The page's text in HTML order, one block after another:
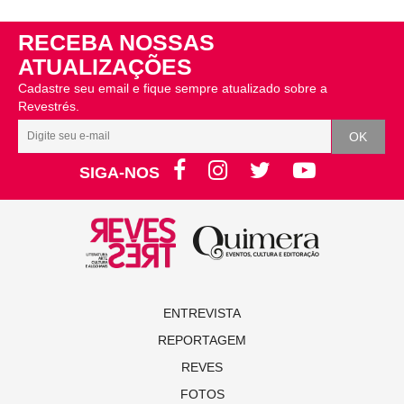
RECEBA NOSSAS
ATUALIZAÇÕES
Cadastre seu email e fique sempre atualizado sobre a
Revestrés.
SIGA-NOS
ENTREVISTA
REPORTAGEM
REVES
FOTOS